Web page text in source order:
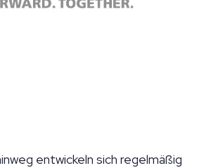
entwickeln sich regelmäßig